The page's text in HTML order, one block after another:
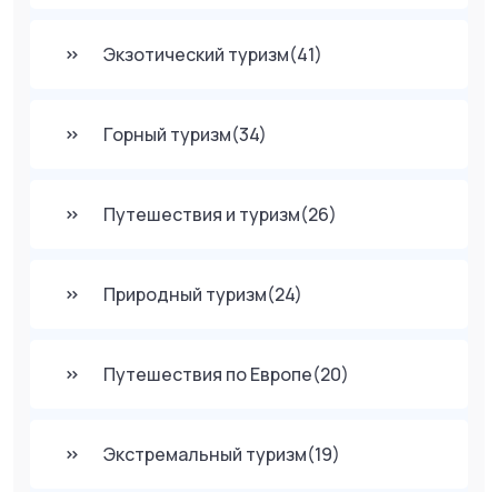
Экзотический туризм(41)
Горный туризм(34)
Путешествия и туризм(26)
Природный туризм(24)
Путешествия по Европе(20)
Экстремальный туризм(19)